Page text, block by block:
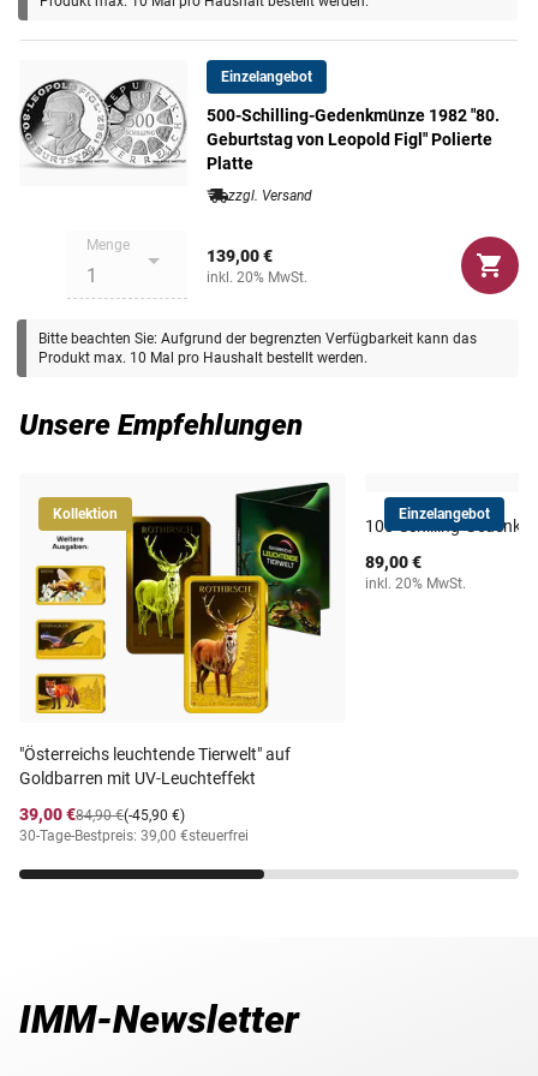
Gewicht 24 g
Einzelangebot
500-Schilling-Gedenkmünze 1982 "80.
Geburtstag von Leopold Figl" Polierte
Platte
zzgl. Versand
Menge
139,00 €
inkl. 20% MwSt.
Bitte beachten Sie: Aufgrund der begrenzten Verfügbarkeit kann das
Produkt max. 10 Mal pro Haushalt bestellt werden.
Unsere Empfehlungen
Kollektion
"Österreichs leuchtende Tierwelt" auf
Goldbarren mit UV-Leuchteffekt
39,00 €
(-45,90 €)
84,90 €
30-Tage-Bestpreis: 39,00 €steuerfrei
Einzelangebot
100-Schilling-
89,00 €
inkl. 20% MwSt.
IMM-Newsletter